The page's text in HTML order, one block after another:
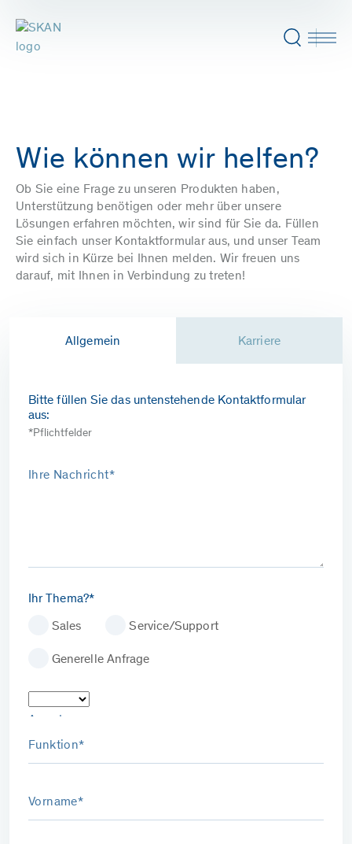
Wie können wir helfen?
Ob Sie eine Frage zu unseren Produkten haben,
Unterstützung benötigen oder mehr über unsere
Lösungen erfahren möchten, wir sind für Sie da. Füllen
Sie einfach unser Kontaktformular aus, und unser Team
wird sich in Kürze bei Ihnen melden. Wir freuen uns
darauf, mit Ihnen in Verbindung zu treten!
Allgemein Karriere
Bitte füllen Sie das untenstehende Kontaktformular
aus:
*Pflichtfelder
Ihre Nachricht*
Ihr Thema?*
Sales Service/Support
Generelle Anfrage
Anrede
Funktion*
Vorname*